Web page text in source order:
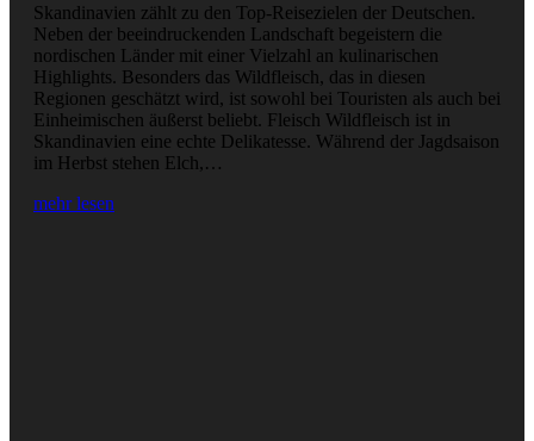
Skandinavien zählt zu den Top-Reisezielen der Deutschen.
Neben der beeindruckenden Landschaft begeistern die
nordischen Länder mit einer Vielzahl an kulinarischen
Highlights. Besonders das Wildfleisch, das in diesen
Regionen geschätzt wird, ist sowohl bei Touristen als auch bei
Einheimischen äußerst beliebt. Fleisch Wildfleisch ist in
Skandinavien eine echte Delikatesse. Während der Jagdsaison
im Herbst stehen Elch,…
mehr lesen